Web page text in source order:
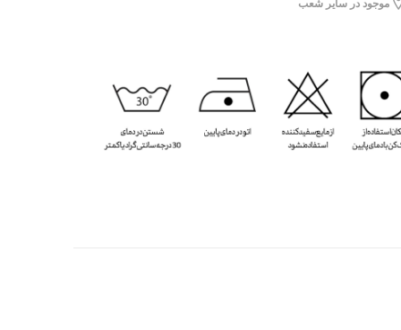
موجود در سایر شعب